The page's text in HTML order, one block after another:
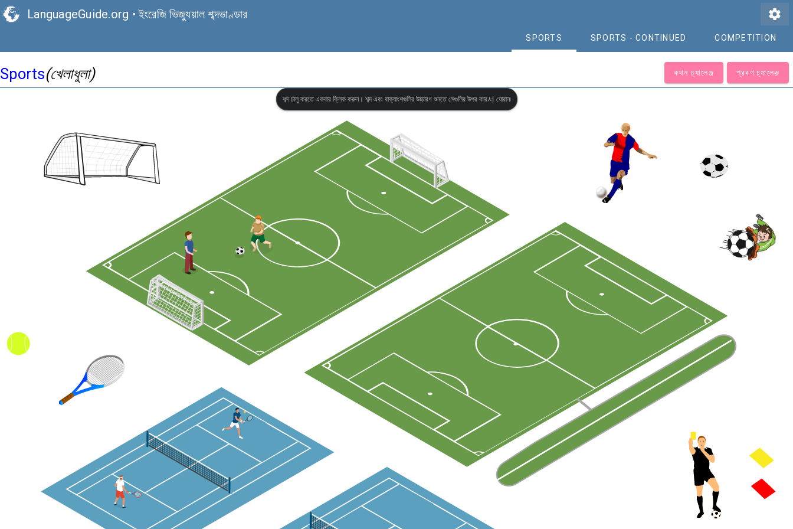
LanguageGuide.org •ইংরেজি ভিজ্যুয়াল শব্দভাণ্ডার settings
SPORTS SPORTS - CONTINUED COMPETITION
Sports(খেলাধুলা) কথন চ্যালেঞ্জ শ্রবণ চ্যালেঞ্জ
শব্দ চালু করতে একবার ক্লিক করুন। শব্দ এবং বাক্যাংশগুলির উচ্চারণ শুনতে সেগুলির উপর কার서 ঘোরান৷